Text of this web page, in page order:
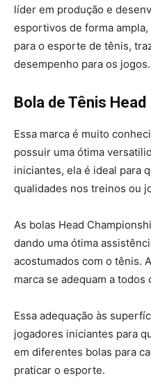
líder em produção e
esportivos de forma
para o esporte de tênis,
desempenho para os jogos.
Bola de Tênis Head
Essa marca é muito
possuir uma ótima
iniciantes, ela é ideal para
qualidades nos treinos ou
As bolas Head
dando uma ótima
acostumados com o tênis.
marca se adequam a
Essa adequação às
jogadores iniciantes para
em diferentes bolas para
praticar o esporte.